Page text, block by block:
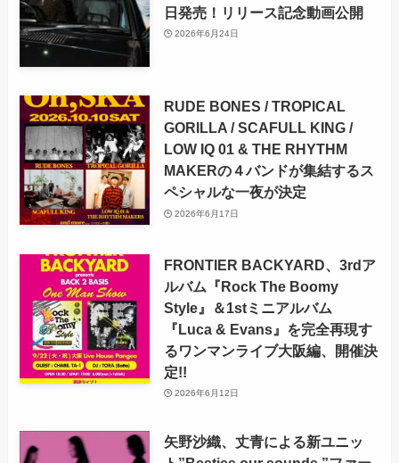
日発売！リリース記念動画公開
2026年6月24日
RUDE BONES / TROPICAL
GORILLA / SCAFULL KING /
LOW IQ 01 & THE RHYTHM
MAKERの４バンドが集結するス
ペシャルな一夜が決定
2026年6月17日
FRONTIER BACKYARD、3rdア
ルバム『Rock The Boomy
Style』＆1stミニアルバム
『Luca & Evans』を完全再現す
るワンマンライブ大阪編、開催決
定!!
2026年6月12日
矢野沙織、丈青による新ユニッ